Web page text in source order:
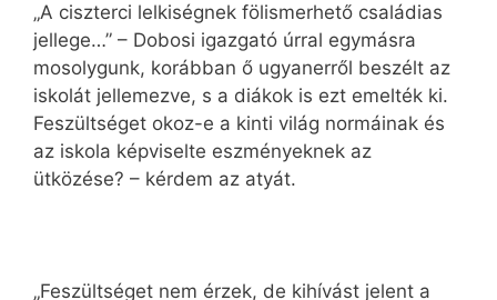
„A ciszterci lelkiségnek fölismerhető családias
jellege…” – Dobosi igazgató úrral egymásra
mosolygunk, korábban ő ugyanerről beszélt az
iskolát jellemezve, s a diákok is ezt emelték ki.
Feszültséget okoz-e a kinti világ normáinak és
az iskola képviselte eszményeknek az
ütközése? – kérdem az atyát.
„Feszültséget nem érzek, de kihívást jelent a